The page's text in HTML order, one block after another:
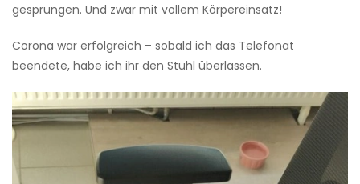
gesprungen. Und zwar mit vollem Körpereinsatz!
Corona war erfolgreich – sobald ich das Telefonat
beendete, habe ich ihr den Stuhl überlassen.